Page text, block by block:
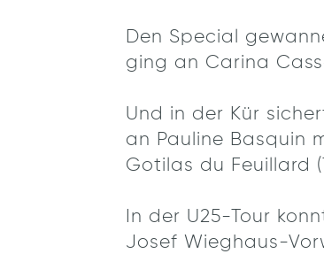
Den Special
ging an Carina
Und in der Kür
an Pauline Basquin
Gotilas du Feuillard
In der U25-Tour
Josef Wieghaus-